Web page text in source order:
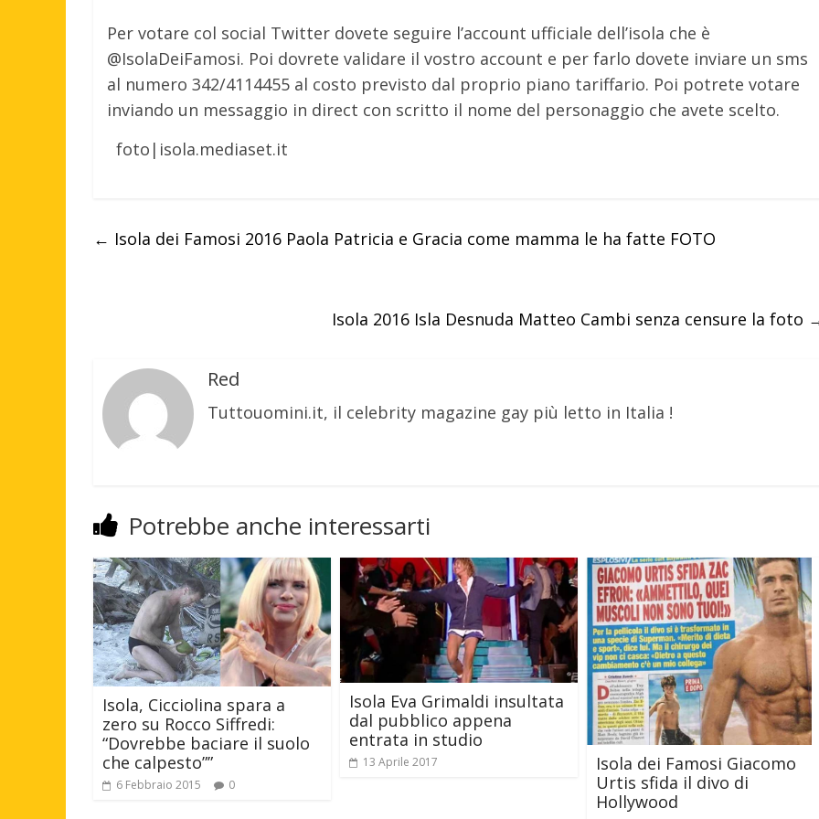
Per votare col social Twitter dovete seguire l’account ufficiale dell’isola che è
@IsolaDeiFamosi. Poi dovrete validare il vostro account e per farlo dovete inviare un sms
al numero 342/4114455 al costo previsto dal proprio piano tariffario. Poi potrete votare
inviando un messaggio in direct con scritto il nome del personaggio che avete scelto.
foto|isola.mediaset.it
← Isola dei Famosi 2016 Paola Patricia e Gracia come mamma le ha fatte FOTO
Isola 2016 Isla Desnuda Matteo Cambi senza censure la foto
Red
Tuttouomini.it, il celebrity magazine gay più letto in Italia !
Potrebbe anche interessarti
Isola, Cicciolina spara a
zero su Rocco Siffredi:
“Dovrebbe baciare il suolo
che calpesto””
6 Febbraio 2015 0
Isola Eva Grimaldi insultata
dal pubblico appena
entrata in studio
13 Aprile 2017
Isola dei Famosi Giacomo
Urtis sfida il divo di
Hollywood